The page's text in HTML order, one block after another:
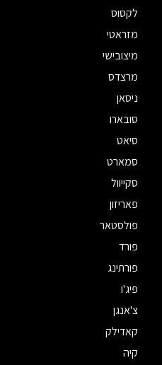
לקסוס
מזראטי
מיצובישי
מרצדס
ניסאן
סובארו
סיאט
סמארט
סקייוול
פאריזון
פולסטאר
פורד
פורתינג
פיג'ו
צ'אנגן
קאדילק
קיה